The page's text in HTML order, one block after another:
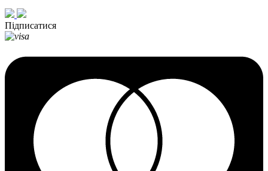
Підписатися